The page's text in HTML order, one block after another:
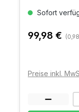
Sofort
99,98 €
Preise inkl.